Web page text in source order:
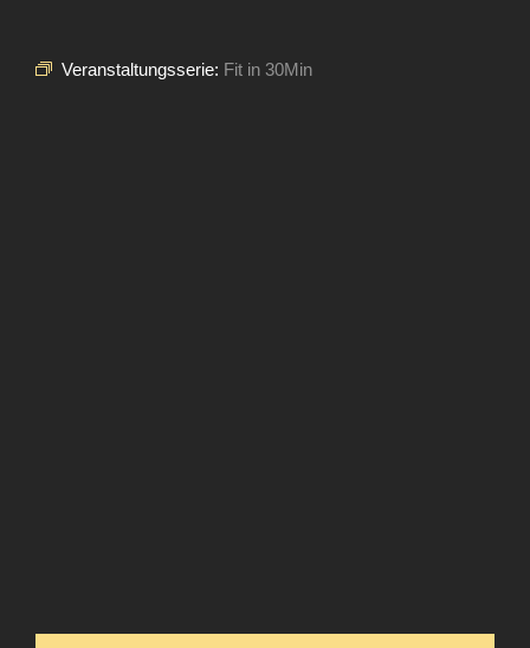
Selbstverteidigung
Veranstaltungsserie: Fit in 30Min